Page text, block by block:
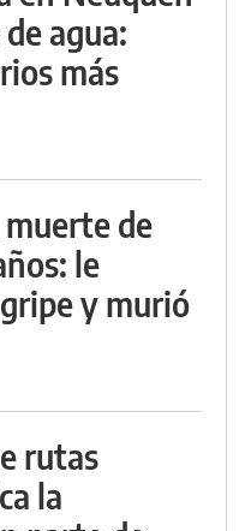
agua:
más
de
le
y murió
rutas
la